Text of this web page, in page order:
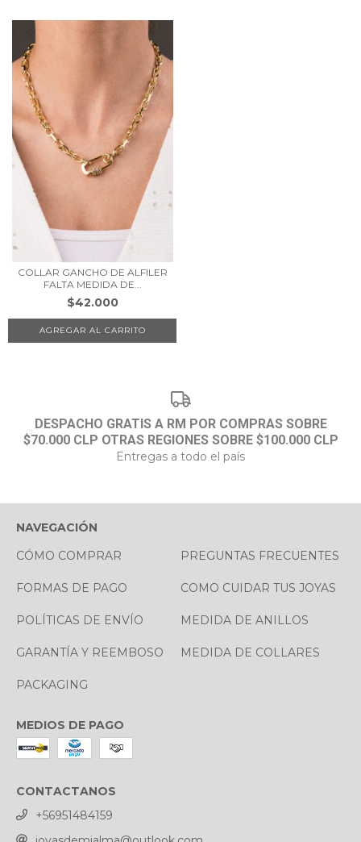
COLLAR GANCHO DE ALFILER
FALTA MEDIDA DE...
$42.000
DESPACHO GRATIS A RM POR COMPRAS SOBRE
$70.000 CLP OTRAS REGIONES SOBRE $100.000 CLP
Entregas a todo el país
NAVEGACIÓN
CÓMO COMPRAR
PREGUNTAS FRECUENTES
FORMAS DE PAGO COMO CUIDAR TUS JOYAS
POLÍTICAS DE ENVÍO MEDIDA DE ANILLOS
GARANTÍA Y REEMBOSO MEDIDA DE COLLARES
PACKAGING
MEDIOS DE PAGO
CONTACTANOS
+56951484159